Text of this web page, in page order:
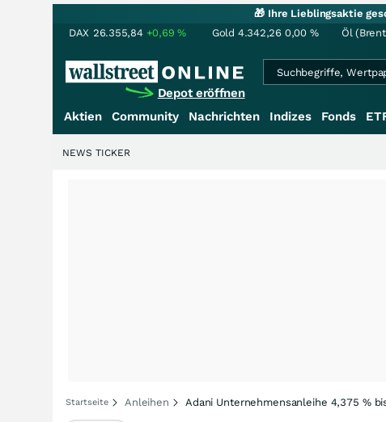
🎁 Ihre Lieblingsaktie
DAX 26.355,84 +0,69% Gold 4.342,26 0,00 % Öl
Depot eröffnen
Aktien Community Nachrichten Indizes Fonds
NEWS TICKER
Startseite Anleihen Adani Unternehmensanleihe 4,375 %